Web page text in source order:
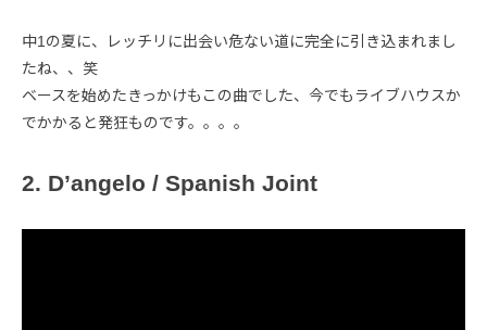
中1の夏に、レッチリに出会い危ない道に完全に引き込まれまし
たね、、笑
ベースを始めたきっかけもこの曲でした、今でもライブハウスか
でかかると発狂ものです。。。。
2. D’angelo / Spanish Joint